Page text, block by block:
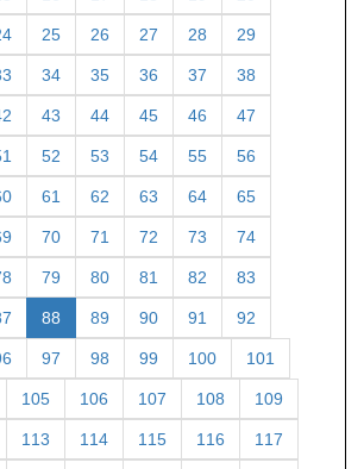
25 26 27 28 29
34 35 36 37 38
43 44 45 46 47
52 53 54 55 56
61 62 63 64 65
70 71 72 73 74
79 80 81 82 83
88 89 90 91 92
97 98 99 100 101
105 106 107 108 109
113 114 115 116 117